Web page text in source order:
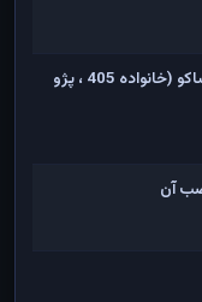
فیلم آموزشی بستن و مونتاژ موتور XU7 از ایساکو (خانواده 405 ، پژو
آن